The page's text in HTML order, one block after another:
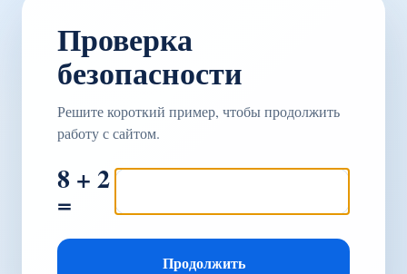
Проверка
безопасности
Решите короткий пример, чтобы продолжить
работу с сайтом.
8 + 2
=
Продолжить